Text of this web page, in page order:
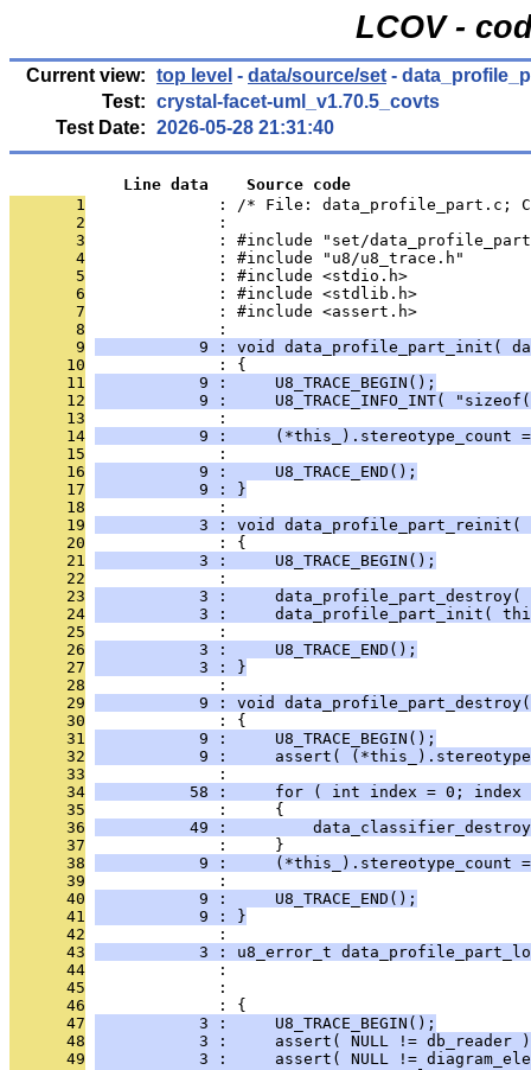
LCOV -
Current view: top level - data/source/set -
Test: crystal-facet-uml_v1.70.5_covts
Test Date: 2026-05-28 21:31:40
            Line data    Source code
       1
: /* File: data_profile_part.c;
       2
              :
       3
: #include "set/
       4
              : #include "u8/u8_trace.h"
       5
              : #include <stdio.h>
       6
              : #include <stdlib.h>
       7
              : #include <assert.h>
       8
              :
       9
9 : void data_profile_part_init(
      10
              : {
      11
           9 :     U8_TRACE_BEGIN();
      12
9 :     U8_TRACE_INFO_INT(
      13
              :
      14
9 :     (*this_).stereotype_count
      15
              :
      16
           9 :     U8_TRACE_END();
      17
           9 : }
      18
              :
      19
3 : void data_profile_part_reinit(
      20
              : {
      21
           3 :     U8_TRACE_BEGIN();
      22
              :
      23
3 :     data_profile_part_destroy(
      24
3 :     data_profile_part_init(
      25
              :
      26
           3 :     U8_TRACE_END();
      27
           3 : }
      28
              :
      29
9 : void
      30
              : {
      31
           9 :     U8_TRACE_BEGIN();
      32
9 :     assert(
      33
              :
      34
58 :     for ( int index = 0;
      35
              :     {
      36
49 :
      37
              :     }
      38
9 :     (*this_).stereotype_count
      39
              :
      40
           9 :     U8_TRACE_END();
      41
           9 : }
      42
              :
      43
3 : u8_error_t
      44
:
      45
:
      46
              : {
      47
           3 :     U8_TRACE_BEGIN();
      48
3 :     assert( NULL != db_reader
      49
3 :     assert( NULL !=